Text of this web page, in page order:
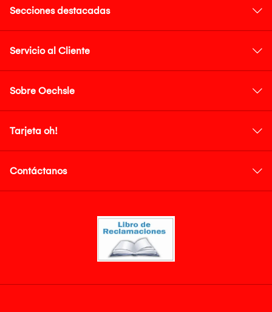
Secciones destacadas
Servicio al Cliente
Sobre Oechsle
Tarjeta oh!
Contáctanos